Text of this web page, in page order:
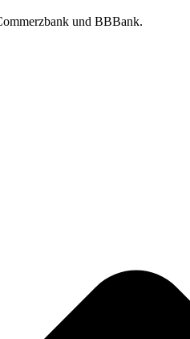
und BBBank.